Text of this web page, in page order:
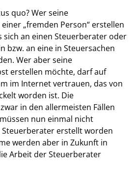
quo? Wer seine
„fremden Person“ erstellen
sich an einen Steuerberater oder
bzw. an eine in Steuersachen
Wer aber seine
erstellen möchte, darf auf
im Internet vertrauen, das von
worden ist. Die
in den allermeisten Fällen
nun einmal nicht
erstellt worden
werden aber in Zukunft in
Arbeit der Steuerberater